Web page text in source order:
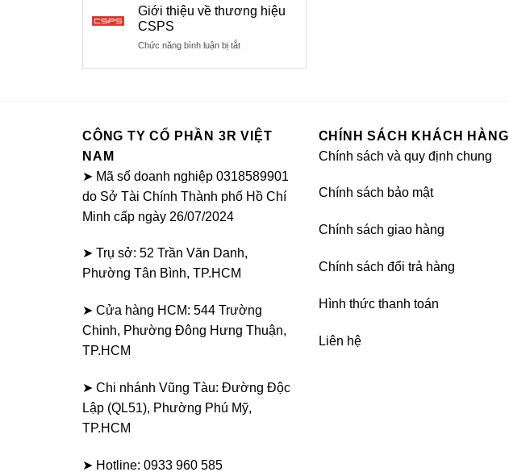
lý
nghề
Giới thiệu về thương hiệu
CSPS
Chức năng bình luận bị tắtở
thiệu
CSPS
CÔNG TY CỔ PHẦN 3R VIỆT
NAM
➤ Mã số doanh nghiệp 0318589901
do Sở Tài Chính Thành phố Hồ Chí
Minh cấp ngày 26/07/2024
➤ Trụ sở: 52 Trần Văn Danh,
Phường Tân Bình, TP.HCM
➤ Cửa hàng HCM: 544 Trường
Chinh, Phường Đông Hưng Thuận,
TP.HCM
➤ Chi nhánh Vũng Tàu: Đường Độc
Lập (QL51), Phường Phú Mỹ,
TP.HCM
➤ Hotline: 0933 960 585
CHÍNH SÁCH KHÁCH HÀNG
Chính sách và quy định chung
Chính sách bảo mật
Chính sách giao hàng
Chính sách đổi trả hàng
Hình thức thanh toán
Liên hệ